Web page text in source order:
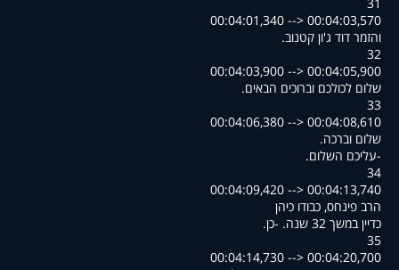
00:04:01,340 --> 00:04:03,570
.והזמר דוד ג'ון קטנוב
32
00:04:03,900 --> 00:04:05,900
.שלום לכולכם וברוכים הבאים
33
00:04:06,380 --> 00:04:08,610
.שלום וברכה
.עליכם השלום-
34
00:04:09,420 --> 00:04:13,740
הרב פינחס, כבודו כיהן
.כדיין במשך 32 שנה. -כן
35
00:04:14,730 --> 00:04:20,700